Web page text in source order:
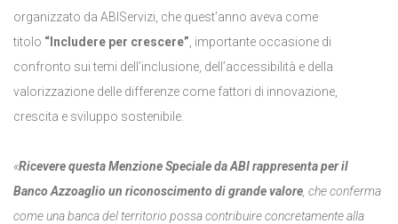
organizzato da ABIServizi, che quest’anno aveva come
titolo “Includere per crescere” , importante occasione di
confronto sui temi dell’inclusione, dell’accessibilità e della
valorizzazione delle differenze come fattori di innovazione,
crescita e sviluppo sostenibile.
«Ricevere questa Menzione Speciale da ABI rappresenta per il
Banco Azzoaglio un riconoscimento di grande valore , che conferma
come una banca del territorio possa contribuire concretamente alla